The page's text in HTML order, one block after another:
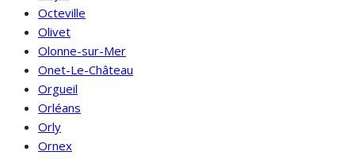
Octeville
Olivet
Olonne-sur-Mer
Onet-Le-Château
Orgueil
Orléans
Orly
Ornex